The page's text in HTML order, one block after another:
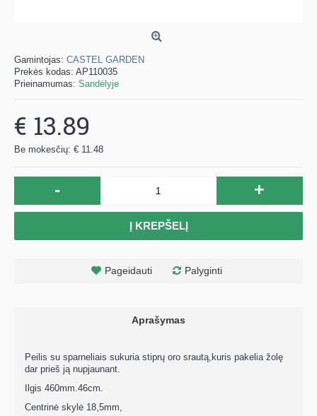
Gamintojas: CASTEL GARDEN
Prekės kodas: AP110035
Prieinamumas: Sandėlyje
€ 13.89
Be mokesčių: € 11.48
- +
Į KREPŠELĮ
Pageidauti Palyginti
Aprašymas
Peilis su sparneliais sukuria stiprų oro srautą,kuris pakelia žolę
dar prieš ją nupjaunant.
Ilgis 460mm.46cm.
Centrinė skylė 18,5mm,